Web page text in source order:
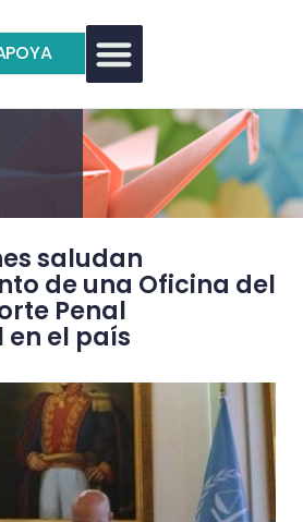
saludan
de una Oficina del
Penal
el país